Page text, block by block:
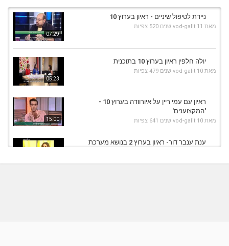
07:29
ניידת לטיפול שיניים - ראיון בערוץ 10
מאת vod-galit 11 שנים 520 צפיות
05:23
יולה חלפין ראיון בערוץ 10 בתוכנית
מאת vod-galit 10 שנים 479 צפיות
15:00
ראיון עם עמי ריין על איורוודה בערוץ 10 -
'המקצוענים'
מאת vod-galit 10 שנים 641 צפיות
ענת ענבר דור- ראיון בערוץ 2 בנושא מערכת